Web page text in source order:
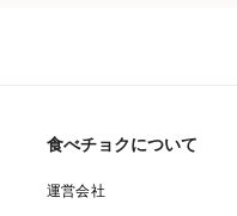
食べチョクについて
運営会社